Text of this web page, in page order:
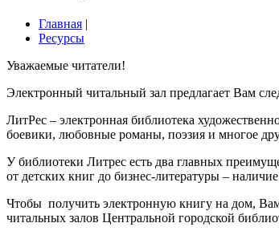
Главная |
Ресурсы
Уважаемые читатели!
Электронный читальный зал предлагает Вам
ЛитРес – электронная библиотека
боевики, любовные романы, поэзия и многое
У библиотеки Литрес есть два главных
от детских книг до бизнес-литературы –
Чтобы получить электронную книгу на дом, Вам
читальных залов Центральной городской